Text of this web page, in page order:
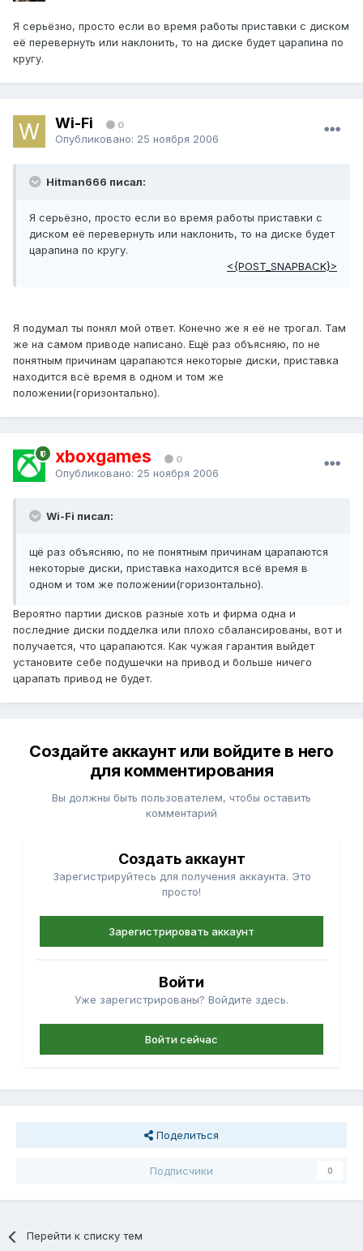
Я серьёзно, просто если во время работы приставки с диском
её перевернуть или наклонить, то на диске будет царапина по
кругу.
Wi-Fi 0
Опубликовано: 25 ноября 2006
Hitman666 писал:
Я серьёзно, просто если во время работы приставки с
диском её перевернуть или наклонить, то на диске будет
царапина по кругу.
<{POST_SNAPBACK}>
Я подумал ты понял мой ответ. Конечно же я её не трогал. Там
же на самом приводе написано. Ещё раз объясняю, по не
понятным причинам царапаются некоторые диски, приставка
находится всё время в одном и том же
положении(горизонтально).
xboxgames 0
Опубликовано: 25 ноября 2006
Wi-Fi писал:
щё раз объясняю, по не понятным причинам царапаются
некоторые диски, приставка находится всё время в
одном и том же положении(горизонтально).
Вероятно партии дисков разные хоть и фирма одна и
последние диски подделка или плохо сбалансированы, вот и
получается, что царапаются. Как чужая гарантия выйдет
установите себе подушечки на привод и больше ничего
царапать привод не будет.
Создайте аккаунт или войдите в него
для комментирования
Вы должны быть пользователем, чтобы оставить
комментарий
Создать аккаунт
Зарегистрируйтесь для получения аккаунта. Это
просто!
Зарегистрировать аккаунт
Войти
Уже зарегистрированы? Войдите здесь.
Войти сейчас
Поделиться
Подписчики 0
Перейти к списку тем